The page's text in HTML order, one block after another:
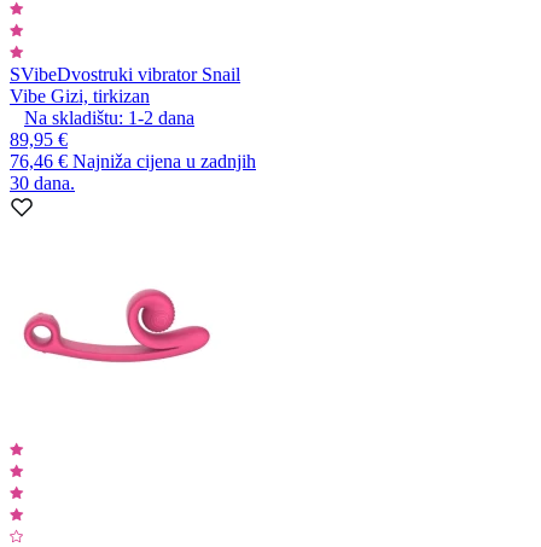
SVibeDvostruki vibrator Snail
Vibe Gizi, tirkizan
Na skladištu: 1-2 dana
89,95 €
76,46 € Najniža cijena u zadnjih
30 dana.